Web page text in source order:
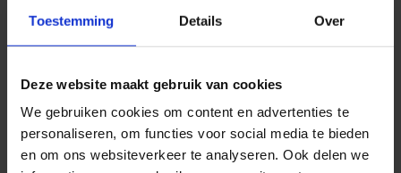
Toestemming Details Over
Deze website maakt gebruik van cookies
We gebruiken cookies om content en advertenties te
personaliseren, om functies voor social media te bieden
en om ons websiteverkeer te analyseren. Ook delen we